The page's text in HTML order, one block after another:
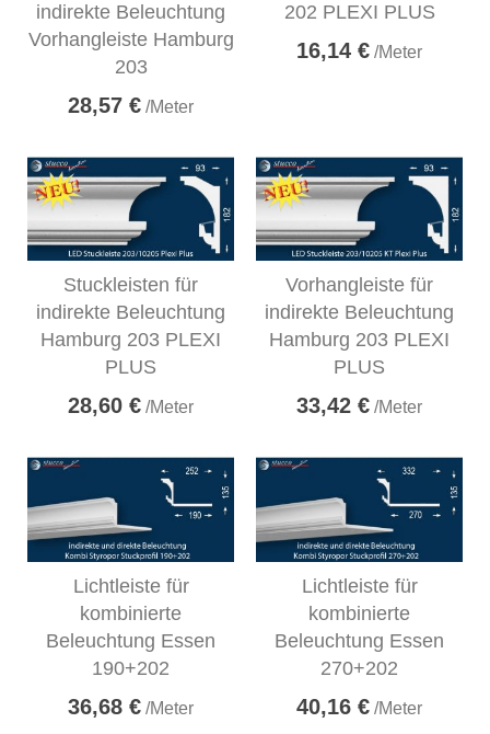
indirekte Beleuchtung
Vorhangleiste Hamburg
203
28,57 € /Meter
202 PLEXI PLUS
16,14 € /Meter
Stuckleisten für
indirekte Beleuchtung
Hamburg 203 PLEXI
PLUS
28,60 € /Meter
Vorhangleiste für
indirekte Beleuchtung
Hamburg 203 PLEXI
PLUS
33,42 € /Meter
Lichtleiste für
kombinierte
Beleuchtung Essen
190+202
36,68 € /Meter
Lichtleiste für
kombinierte
Beleuchtung Essen
270+202
40,16 € /Meter